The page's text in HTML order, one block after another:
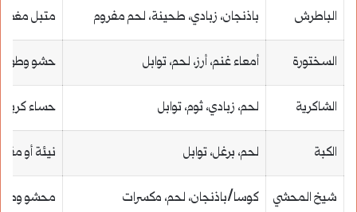
الباطرش باذنجان، زبادي، طحينة، لحم مفروم متبل مغطى
السختورة أمعاء غنم، أرز، لحم، توابل حشو وطهي
الشاكرية لحم، زبادي، ثوم، توابل حساء
الكبة لحم، برغل، توابل نيئة أو
شيخ المحشي كوسا/باذنجان، لحم، مكسرات محشو